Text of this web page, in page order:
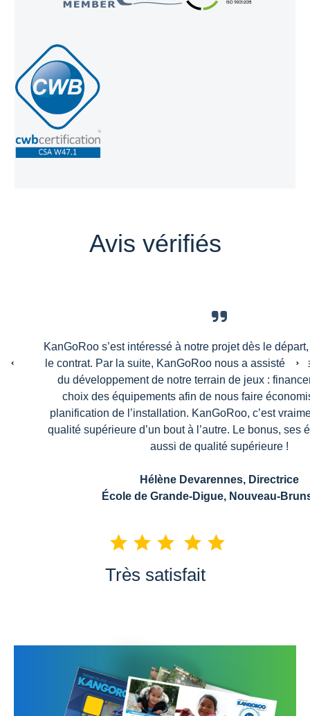
Avis vérifiés
KanGoRoo s’est intéressé à notre projet dès le
le contrat. Par la suite, KanGoRoo nous a assisté
du développement de notre terrain de jeux :
choix des équipements afin de nous faire
planification de l’installation. KanGoRoo, c’est
qualité supérieure d’un bout à l’autre. Le bonus, ses
aussi de qualité supérieure !
Hélène Devarennes, Directrice
École de Grande-Digue, Nouveau-
Très satisfait